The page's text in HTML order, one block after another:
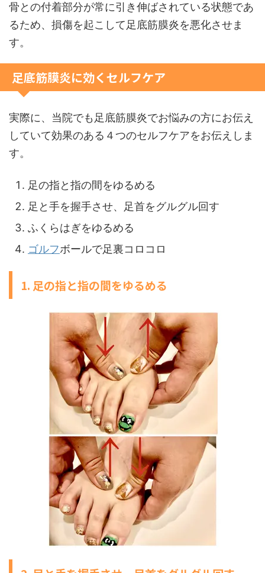
骨との付着部分が常に引き伸ばされている状態であ
るため、損傷を起こして足底筋膜炎を悪化させま
す。
足底筋膜炎に効くセルフケア
実際に、当院でも足底筋膜炎でお悩みの方にお伝え
していて効果のある４つのセルフケアをお伝えしま
す。
足の指と指の間をゆるめる
足と手を握手させ、足首をグルグル回す
ふくらはぎをゆるめる
ゴルフボールで足裏コロコロ
1. 足の指と指の間をゆるめる